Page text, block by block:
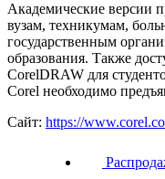
Академические версии
вузам, техникумам,
государственным
образования. Также
CorelDRAW для
Corel необходимо
Сайт: https://